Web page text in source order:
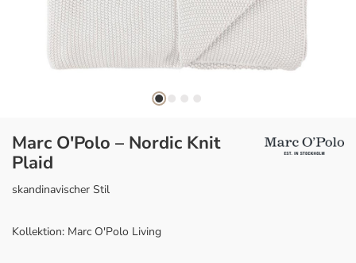
Marc O'Polo – Nordic Knit
Plaid
skandinavischer Stil
Kollektion: Marc O'Polo Living